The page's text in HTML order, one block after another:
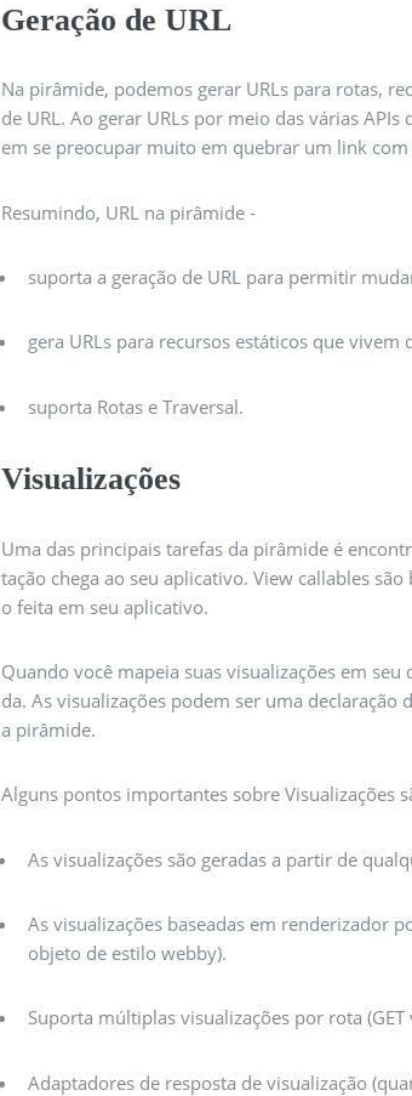
Geração de URL
Na pirâmide, podemos gerar URLs para rotas,
de URL. Ao gerar URLs por meio das várias
em se preocupar muito em quebrar um link
Resumindo, URL na pirâmide -
suporta a geração de URL para permitir
gera URLs para recursos estáticos que
suporta Rotas e Traversal.
Visualizações
Uma das principais tarefas da pirâmide é
tação chega ao seu aplicativo. View callables
o feita em seu aplicativo.
Quando você mapeia suas visualizações em
da. As visualizações podem ser uma
a pirâmide.
Alguns pontos importantes sobre Visualizações
As visualizações são geradas a partir de
As visualizações baseadas em renderizador
objeto de estilo webby).
Suporta múltiplas visualizações por rota (GET
Adaptadores de resposta de visualização